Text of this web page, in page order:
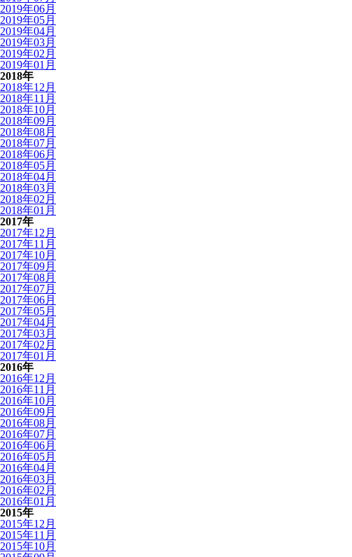
2019年06月
2019年05月
2019年04月
2019年03月
2019年02月
2019年01月
2018年
2018年12月
2018年11月
2018年10月
2018年09月
2018年08月
2018年07月
2018年06月
2018年05月
2018年04月
2018年03月
2018年02月
2018年01月
2017年
2017年12月
2017年11月
2017年10月
2017年09月
2017年08月
2017年07月
2017年06月
2017年05月
2017年04月
2017年03月
2017年02月
2017年01月
2016年
2016年12月
2016年11月
2016年10月
2016年09月
2016年08月
2016年07月
2016年06月
2016年05月
2016年04月
2016年03月
2016年02月
2016年01月
2015年
2015年12月
2015年11月
2015年10月